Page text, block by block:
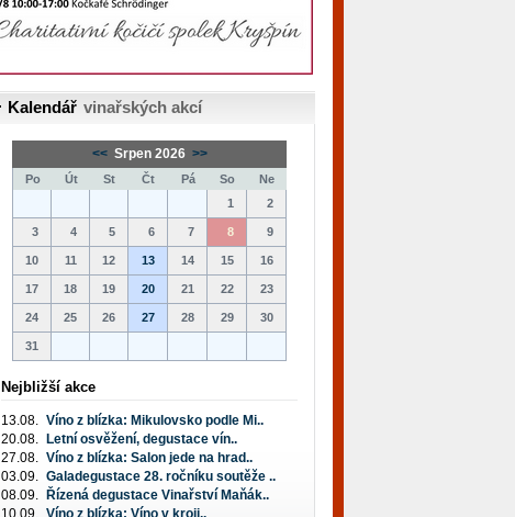
Kalendář vinařských akcí
<< Srpen 2026 >>
Po Út St Čt Pá So
Ne
1
2
3 4 5 6 7 8 9
10 11 12 13 14 15 16
17 18 19 20 21 22 23
24 25 26 27 28 29 30
31
Nejbližší akce
13.08. Víno z blízka: Mikulovsko podle Mi..
20.08.
Letní osvěžení, degustace vín..
27.08. Víno z blízka: Salon jede na hrad..
03.09. Galadegustace 28. ročníku soutěže ..
08.09.
Řízená degustace Vinařství Maňák..
10.09. Víno z blízka: Víno v kroji..